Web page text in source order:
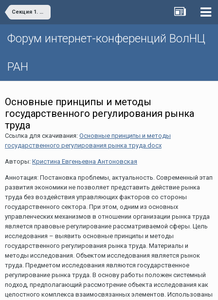
Секция 1. Социально-экономическое развитие и управление территориальными системами и комплексами.
Форум интернет-конференций ВолНЦ
РАН
Оcновные принципы и методы
государственного регулирования рынка
труда
Ссылка для скачивания: Оcновные принципы и методы
государственного регулирования рынка труда.docx
Авторы: Кристина Евгеньевна Антоновская
Аннотация: Постановка проблемы, актуальность. Современный этап
развития экономики не позволяет представить действие рынка
труда без воздействия управляющих факторов со стороны
государственного сектора. При этом, одним из основных
управленческих механизмов в отношении организации рынка труда
является правовые регулирование рассматриваемой сферы. Цель
исследования – выявить основные принципы и методы
государственного регулирования рынка труда. Материалы и
методы исследования. Объектом исследования является рынок
труда. Предметом исследования являются государственное
регулирование рынка труда. В основу работы положен системный
подход, предполагающий рассмотрение объекта исследования как
целостного комплекса взаимосвязанных элементов. Использованы